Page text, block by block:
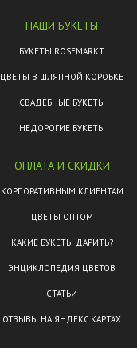
НАШИ БУКЕТЫ
БУКЕТЫ ROSEMARKT
ЦВЕТЫ В ШЛЯПНОЙ КОРОБКЕ
СВАДЕБНЫЕ БУКЕТЫ
НЕДОРОГИЕ БУКЕТЫ
ОПЛАТА И СКИДКИ
КОРПОРАТИВНЫМ КЛИЕНТАМ
ЦВЕТЫ ОПТОМ
КАКИЕ БУКЕТЫ ДАРИТЬ?
ЭНЦИКЛОПЕДИЯ ЦВЕТОВ
СТАТЬИ
ОТЗЫВЫ НА ЯНДЕКС.КАРТАХ